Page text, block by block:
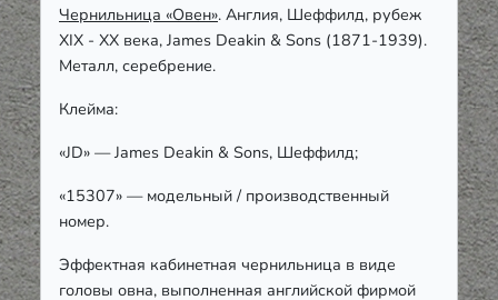
Чернильница «Овен». Англия, Шеффилд, рубеж
XIX - XX века, James Deakin & Sons (1871-1939).
Металл, серебрение.
Клейма:
«JD» —James Deakin & Sons, Шеффилд;
«15307» — модельный / производственный
номер.
Эффектная кабинетная чернильница в виде
головы овна, выполненная английской фирмой